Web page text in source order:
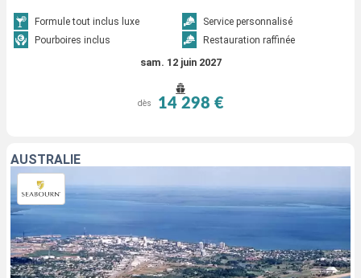
Formule tout inclus luxe
Service personnalisé
Pourboires inclus
Restauration raffinée
sam. 12 juin 2027
dès 14 298 €
AUSTRALIE